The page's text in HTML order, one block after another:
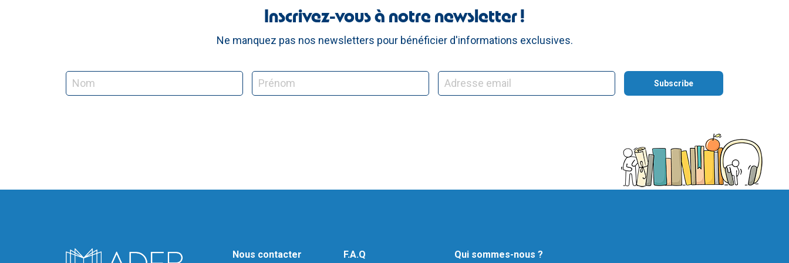
Inscrivez-vous à notre newsletter !
Ne manquez pas nos newsletters pour bénéficier d'informations exclusives.
Nous contacter F.A.Q Qui sommes-nous ?